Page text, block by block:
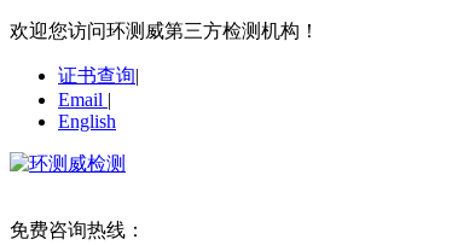
欢迎您访问环测威第三方检测机构！
证书查询|
Email |
English
免费咨询热线：